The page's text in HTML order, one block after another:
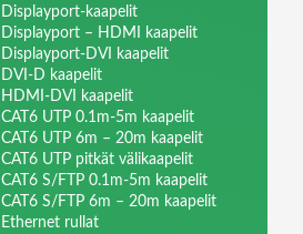
Displayport-kaapelit
Displayport – HDMI kaapelit
Displayport-DVI kaapelit
DVI-D kaapelit
HDMI-DVI kaapelit
CAT6 UTP 0.1m-5m kaapelit
CAT6 UTP 6m – 20m kaapelit
CAT6 UTP pitkät välikaapelit
CAT6 S/FTP 0.1m-5m kaapelit
CAT6 S/FTP 6m – 20m kaapelit
Ethernet rullat